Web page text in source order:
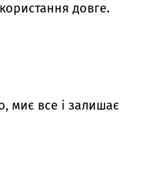
довге.
миє все і залишає